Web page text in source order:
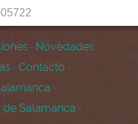
· Novedades ·
· Contacto ·
·
de Salamanca ·